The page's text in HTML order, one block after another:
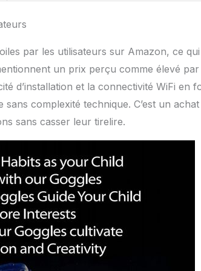
par les utilisateurs sur Amazon, ce qui
un prix perçu comme élevé
d’installation et la connectivité WiFi
complexité technique. C’est un
sans casser leur tirelire.